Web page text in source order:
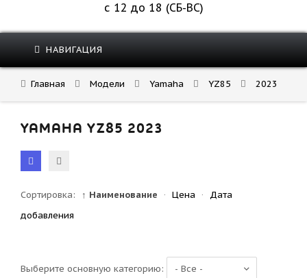
с 12 до 18 (СБ-ВС)
НАВИГАЦИЯ
Главная Модели Yamaha YZ85 2023
YAMAHA YZ85 2023
Сортировка: ↑ Наименование · Цена ·
Дата
добавления
Выберите основную категорию: